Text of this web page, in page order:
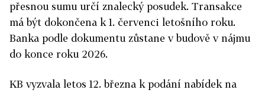
přesnou sumu určí znalecký posudek. Transakce
má být dokončena k 1. červenci letošního roku.
Banka podle dokumentu zůstane v budově v nájmu
do konce roku 2026.
KB vyzvala letos 12. března k podání nabídek na